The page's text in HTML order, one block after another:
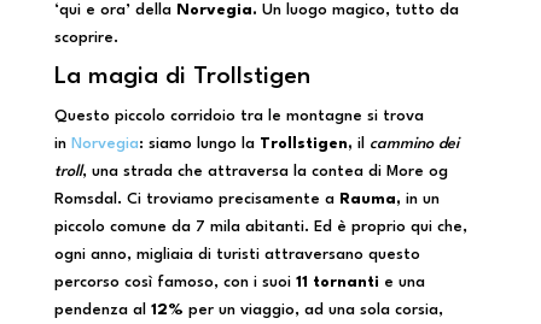
‘qui e ora’ della Norvegia. Un luogo magico, tutto da
scoprire.
La magia di Trollstigen
Questo piccolo corridoio tra le montagne si trova
in Norvegia: siamo lungo la Trollstigen, il cammino dei
troll, una strada che attraversa la contea di More og
Romsdal. Ci troviamo precisamente a Rauma, in un
piccolo comune da 7 mila abitanti. Ed è proprio qui che,
ogni anno, migliaia di turisti attraversano questo
percorso così famoso, con i suoi 11 tornanti e una
pendenza al 12% per un viaggio, ad una sola corsia,